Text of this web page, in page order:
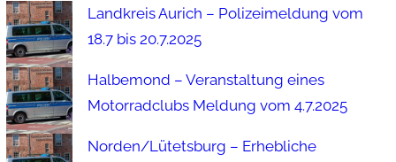
Landkreis Aurich – Polizeimeldung vom
18.7 bis 20.7.2025
Halbemond – Veranstaltung eines
Motorradclubs Meldung vom 4.7.2025
Norden/Lütetsburg – Erhebliche